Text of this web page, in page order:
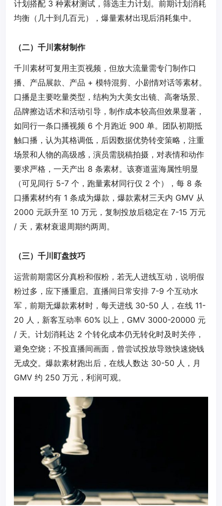
计划搭配 3 种素材测试，筛选主力计划。前期计划消耗
均衡（几十到几百元），爆量素材出现后消耗集中。
（二）千川素材制作
千川素材可复用主页视频，但放大流量需专门制作口
播、产品展款、产品 + 模特混剪、小剧情对话等素材。
口播是主要吃量类型，结构为大美女出镜、高奢场景、
品牌擦边话术和活动引导，制作成本较高但效果显著，
如同行一条口播视频 6 个月跑近 900 单。团队初期抵
触口播，认为其格调低，后因数据优势转变策略，注重
场景和人物的高级感，演员需脱稿拍摄，对表情和动作
要求严格，一天产出 8 条素材。该赛道蓝海属性明显
（可见同行 5-7 个，跑量素材同行仅 2 个），每 8 条
口播素材约有 1 条成为爆款，爆款素材三天内 GMV 从
2000 元跃升至 10 万元，复制投放后稳定在 7-15 万元
/ 天，素材衰退周期约两周。
（三）千川盯盘技巧
运营前期需区分真粉和假粉，若无人进线互动，说明假
粉过多，应下播重启。直播间日常安排 7-9 个互动水
军，前期无爆款素材时，每天进线 30-50 人，在线 11-
20 人，新客互动率 60% 以上，GMV 3000-20000 元
/ 天。计划消耗达 2 个转化成本仍无转化时及时关停，
避免空烧；不投直播间画面，曾尝试投放导致快速烧钱
无成交。爆款素材跑出后，在线人数达 30-50 人，月
GMV 约 250 万元，利润可观。